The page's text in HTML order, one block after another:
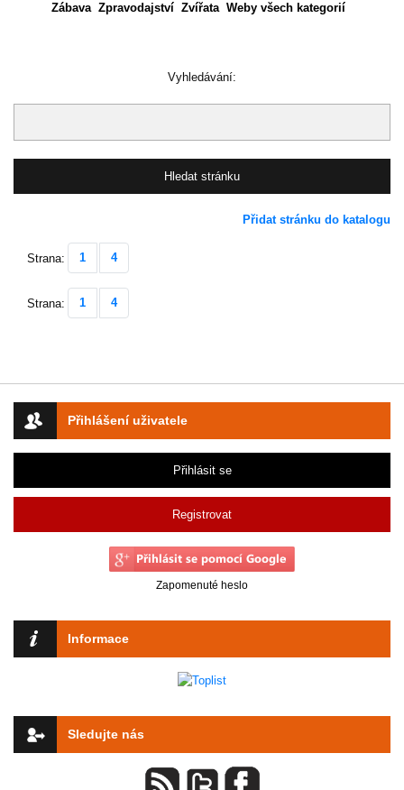
Přihlášení uživatele
Přihlásit se
Registrovat
Zapomenuté heslo
Informace
Sledujte nás
Zábava Zpravodajství Zvířata Weby všech kategorií
Vyhledávání:
Přidat stránku do katalogu
Strana: 1 4
Strana: 1 4